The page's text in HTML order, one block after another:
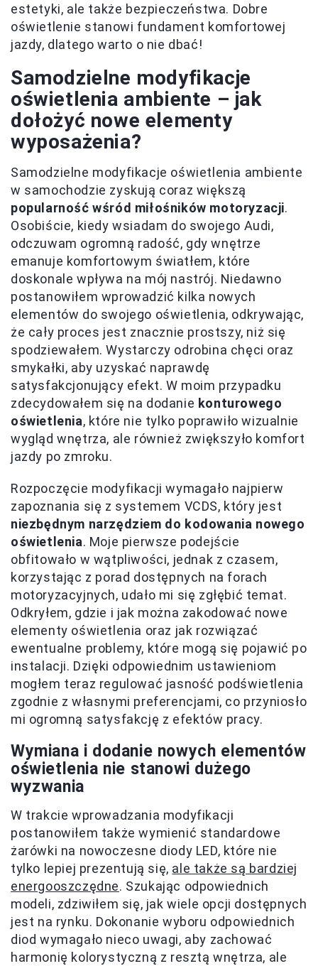
estetyki, ale także bezpieczeństwa. Dobre
oświetlenie stanowi fundament komfortowej
jazdy, dlatego warto o nie dbać!
Samodzielne modyfikacje
oświetlenia ambiente – jak
dołożyć nowe elementy
wyposażenia?
Samodzielne modyfikacje oświetlenia ambiente
w samochodzie zyskują coraz większą
popularność wśród miłośników motoryzacji.
Osobiście, kiedy wsiadam do swojego Audi,
odczuwam ogromną radość, gdy wnętrze
emanuje komfortowym światłem, które
doskonale wpływa na mój nastrój. Niedawno
postanowiłem wprowadzić kilka nowych
elementów do swojego oświetlenia, odkrywając,
że cały proces jest znacznie prostszy, niż się
spodziewałem. Wystarczy odrobina chęci oraz
smykałki, aby uzyskać naprawdę
satysfakcjonujący efekt. W moim przypadku
zdecydowałem się na dodanie konturowego
oświetlenia, które nie tylko poprawiło wizualnie
wygląd wnętrza, ale również zwiększyło komfort
jazdy po zmroku.
Rozpoczęcie modyfikacji wymagało najpierw
zapoznania się z systemem VCDS, który jest
niezbędnym narzędziem do kodowania nowego
oświetlenia. Moje pierwsze podejście
obfitowało w wątpliwości, jednak z czasem,
korzystając z porad dostępnych na forach
motoryzacyjnych, udało mi się zgłębić temat.
Odkryłem, gdzie i jak można zakodować nowe
elementy oświetlenia oraz jak rozwiązać
ewentualne problemy, które mogą się pojawić po
instalacji. Dzięki odpowiednim ustawieniom
mogłem teraz regulować jasność podświetlenia
zgodnie z własnymi preferencjami, co przyniosło
mi ogromną satysfakcję z efektów pracy.
Wymiana i dodanie nowych elementów
oświetlenia nie stanowi dużego
wyzwania
W trakcie wprowadzania modyfikacji
postanowiłem także wymienić standardowe
żarówki na nowoczesne diody LED, które nie
tylko lepiej prezentują się, ale także są bardziej
energooszczędne. Szukając odpowiednich
modeli, zdziwiłem się, jak wiele opcji dostępnych
jest na rynku. Dokonanie wyboru odpowiednich
diod wymagało nieco uwagi, aby zachować
harmonię kolorystyczną z resztą wnętrza, ale